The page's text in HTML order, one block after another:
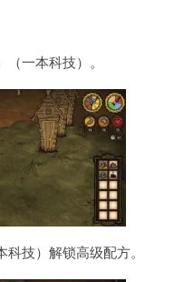
一本科技）。
技）解锁高级配方。